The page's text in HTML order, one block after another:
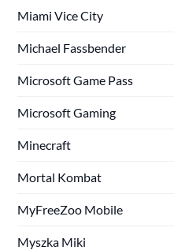
Miami Vice City
Michael Fassbender
Microsoft Game Pass
Microsoft Gaming
Minecraft
Mortal Kombat
MyFreeZoo Mobile
Myszka Miki